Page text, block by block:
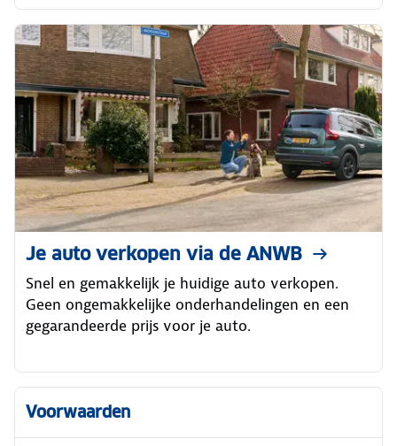
Je auto verkopen via de ANWB
Snel en gemakkelijk je huidige auto verkopen.
Geen ongemakkelijke onderhandelingen en een
gegarandeerde prijs voor je auto.
Voorwaarden